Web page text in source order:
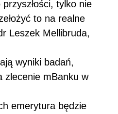
tylko nie
to na realne
Leszek Mellibruda,
wyniki badań,
zlecenie mBanku w
emerytura będzie